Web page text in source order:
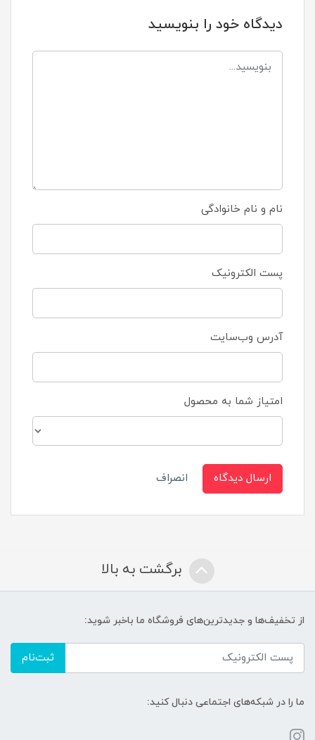
دیدگاه خود را بنویسید
نام و نام خانوادگی
پست الکترونیک
آدرس وب‌سایت
امتیاز شما به محصول
ارسال دیدگاه انصراف
برگشت به بالا
از تخفیف‌ها و جدیدترین‌های فروشگاه ما باخبر شوید:
ثبت‌نام
ما را در شبکه‌های اجتماعی دنبال کنید: